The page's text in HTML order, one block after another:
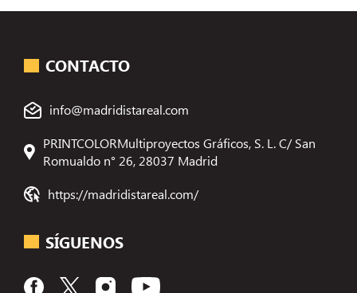
CONTACTO
info@madridistareal.com
PRINTCOLORMultiproyectos Gráficos, S. L. C/ San
Romualdo n° 26, 28037 Madrid
https://madridistareal.com/
SÍGUENOS